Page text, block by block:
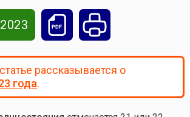
рассказывается о
года.